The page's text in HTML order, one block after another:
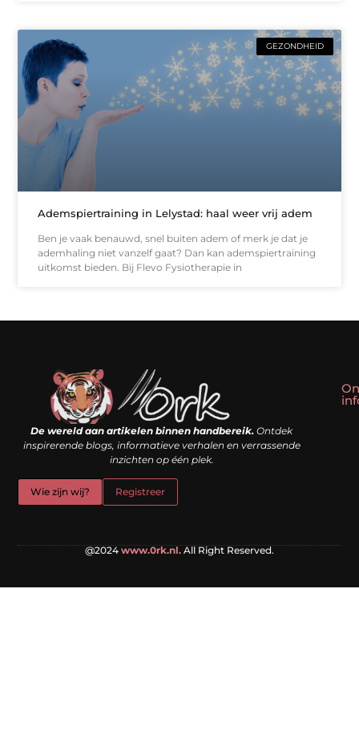
GEZONDHEID
Ademspiertraining in Lelystad: haal weer vrij adem
Ben je vaak benauwd, snel buiten adem of merk je dat je
ademhaling niet vanzelf gaat? Dan kan ademspiertraining
uitkomst bieden. Bij Flevo Fysiotherapie in
De wereld aan artikelen binnen handbereik. Ontdek
inspirerende blogs, informatieve verhalen en verrassende
inzichten op één plek.
Wie zijn wij? Registreer
@2024 www.0rk.nl. All Right Reserved.